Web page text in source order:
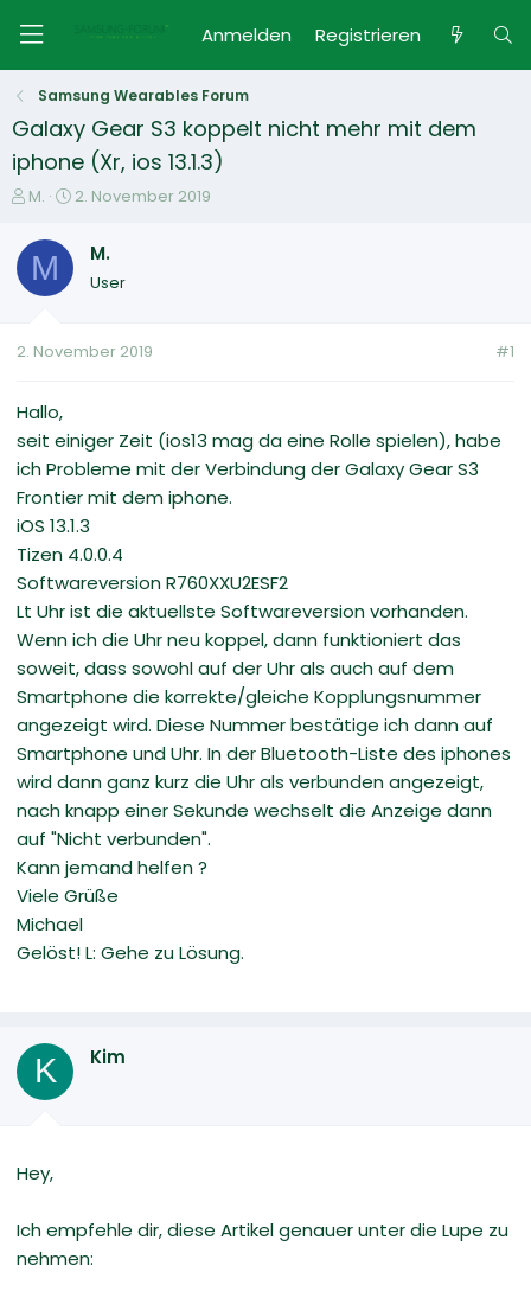
Anmelden Registrieren
Samsung Wearables Forum
Galaxy Gear S3 koppelt nicht mehr mit dem
iphone (Xr, ios 13.1.3)
E
s
e
e
M.
E
t
2. November 2019
M M.
User
2. November 2019 #1
Hallo,
seit einiger Zeit (ios13 mag da eine Rolle spielen), habe
ich Probleme mit der Verbindung der Galaxy Gear S3
Frontier mit dem iphone.
iOS 13.1.3
Tizen 4.0.0.4
Softwareversion R760XXU2ESF2
Lt Uhr ist die aktuellste Softwareversion vorhanden.
Wenn ich die Uhr neu koppel, dann funktioniert das
soweit, dass sowohl auf der Uhr als auch auf dem
Smartphone die korrekte/gleiche Kopplungsnummer
angezeigt wird. Diese Nummer bestätige ich dann auf
Smartphone und Uhr. In der Bluetooth-Liste des iphones
wird dann ganz kurz die Uhr als verbunden angezeigt,
nach knapp einer Sekunde wechselt die Anzeige dann
auf "Nicht verbunden".
Kann jemand helfen ?
Viele Grüße
Michael
Gelöst! L: Gehe zu Lösung.
K Kim
Hey,
Ich empfehle dir, diese Artikel genauer unter die Lupe zu
nehmen: